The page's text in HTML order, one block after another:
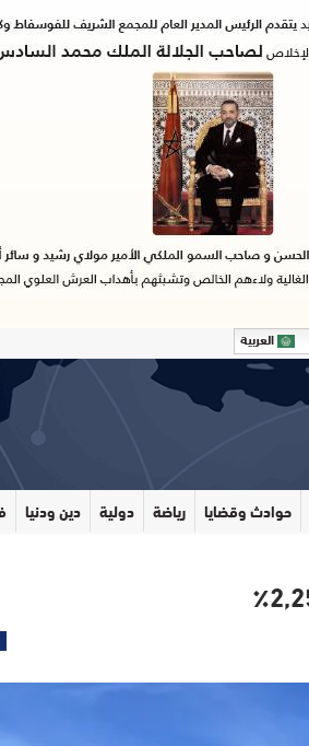
العربية
حوادث وقضايا رياضة دولية دين ودنيا